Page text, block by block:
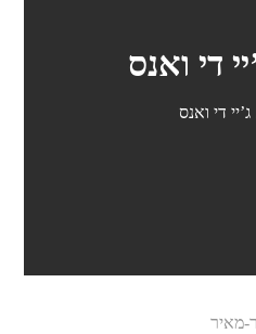
די ואנס
ג’יי די ואנס
מאיר